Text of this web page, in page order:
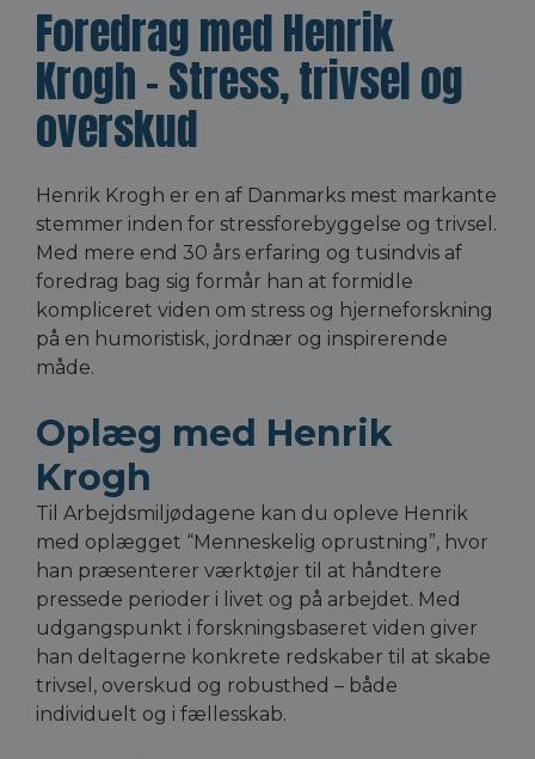
Foredrag med Henrik
Krogh – Stress, trivsel og
overskud
Henrik Krogh er en af Danmarks mest markante
stemmer inden for stressforebyggelse og trivsel.
Med mere end 30 års erfaring og tusindvis af
foredrag bag sig formår han at formidle
kompliceret viden om stress og hjerneforskning
på en humoristisk, jordnær og inspirerende
måde.
Oplæg med Henrik
Krogh
Til Arbejdsmiljødagene kan du opleve Henrik
med oplægget “Menneskelig oprustning”, hvor
han præsenterer værktøjer til at håndtere
pressede perioder i livet og på arbejdet. Med
udgangspunkt i forskningsbaseret viden giver
han deltagerne konkrete redskaber til at skabe
trivsel, overskud og robusthed – både
individuelt og i fællesskab.